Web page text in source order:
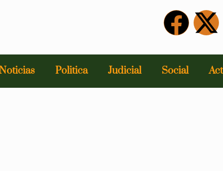
Politica Judicial Social